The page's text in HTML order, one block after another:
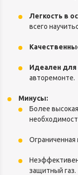
Легкость в
всего
Идеален для
авторемонте.
Минусы:
Более
Ограниченная
защитный газ.